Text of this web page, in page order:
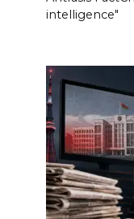
intelligence"